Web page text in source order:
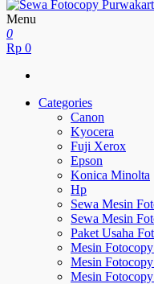
Sewa Fotocopy Purwakarta
Free Maintenance
Menu
0
Rp 0
Categories
Canon
Kyocera
Fuji Xerox
Epson
Konica Minolta
Hp
Sewa Mesin
Sewa Mesin
Paket Usaha
Mesin
Mesin
Mesin